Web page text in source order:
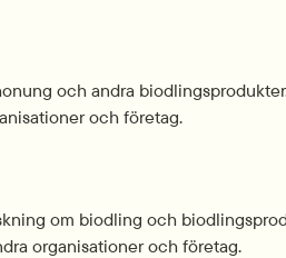
och andra
och företag.
om biodling och
organisationer och företag.